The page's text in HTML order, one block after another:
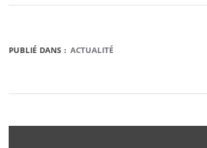
PUBLIÉ DANS : ACTUALITÉ